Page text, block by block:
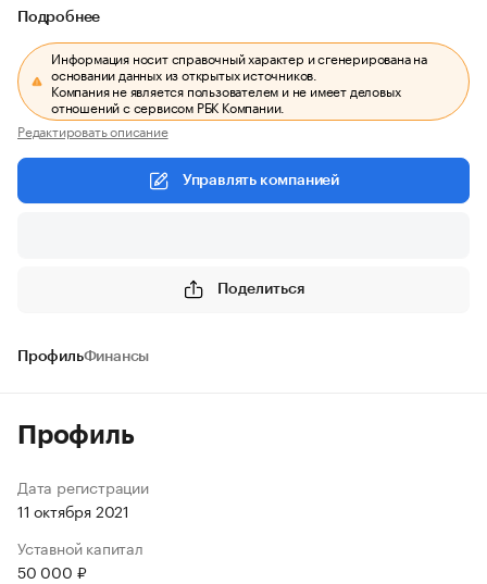
Подробнее
Информация носит справочный характер и сгенерирована на
основании данных из открытых источников.
Компания не является пользователем и не имеет деловых
отношений с сервисом РБК Компании.
Редактировать описание
Управлять компанией
Поделиться
ПрофильФинансы
Профиль
Дата регистрации
11 октября 2021
Уставной капитал
50 000 ₽